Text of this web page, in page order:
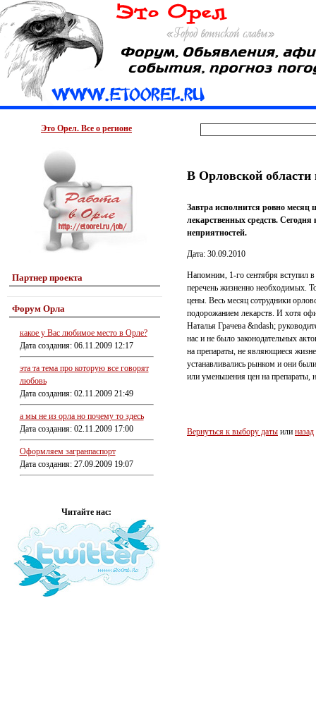
Это Орел. Все о регионе
Партнер проекта
Форум Орла
какое у Вас любимое место в Орле?
Дата создания: 06.11.2009 12:17
эта та тема про которую все говорят
любовь
Дата создания: 02.11.2009 21:49
а мы не из орла но почему то здесь
Дата создания: 02.11.2009 17:00
Оформляем загранпаспорт
Дата создания: 27.09.2009 19:07
Читайте нас:
В Орловской области
Завтра исполнится ровно месяц
лекарственных средств.
неприятностей.
Дата: 30.09.2010
Напомним, 1-го сентября вступил в
перечень жизненно необходимых.
цены. Весь месяц сотрудники
подорожанием лекарств. И хотя
Наталья Грачева &ndash;
нас и не было законодательных
на препараты, не являющиеся
устанавливались рынком и они
или уменьшения цен на
Вернуться к выбору даты или назад